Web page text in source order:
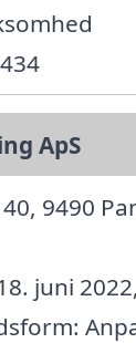
ApS
9490
juni 2022,